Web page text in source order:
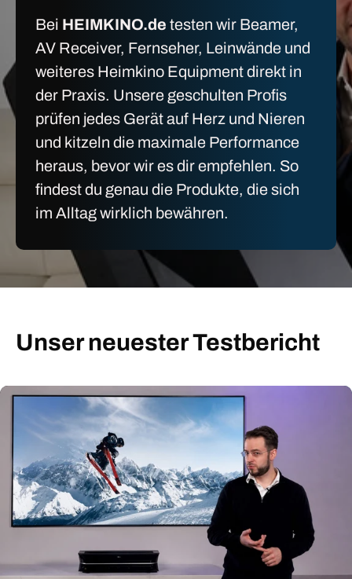
Bei HEIMKINO.de testen wir Beamer,
AV Receiver, Fernseher, Leinwände und
weiteres Heimkino Equipment direkt in
der Praxis. Unsere geschulten Profis
prüfen jedes Gerät auf Herz und Nieren
und kitzeln die maximale Performance
heraus, bevor wir es dir empfehlen. So
findest du genau die Produkte, die sich
im Alltag wirklich bewähren.
Unser neuester Testbericht